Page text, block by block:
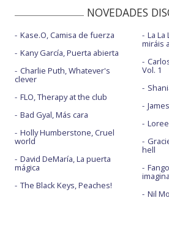
NOVEDADES
Kase.O, Camisa de fuerza
Kany García, Puerta abierta
Charlie Puth, Whatever's
clever
FLO, Therapy at the club
Bad Gyal, Más cara
Holly Humberstone, Cruel
world
David DeMaría, La puerta
mágica
The Black Keys, Peaches!
La La
miráis
Vol. 1
hell
Nil